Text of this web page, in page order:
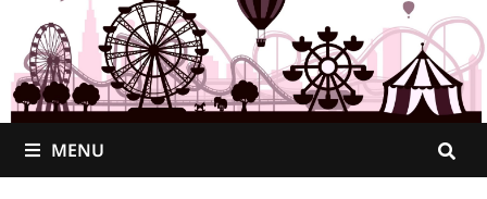
MENU